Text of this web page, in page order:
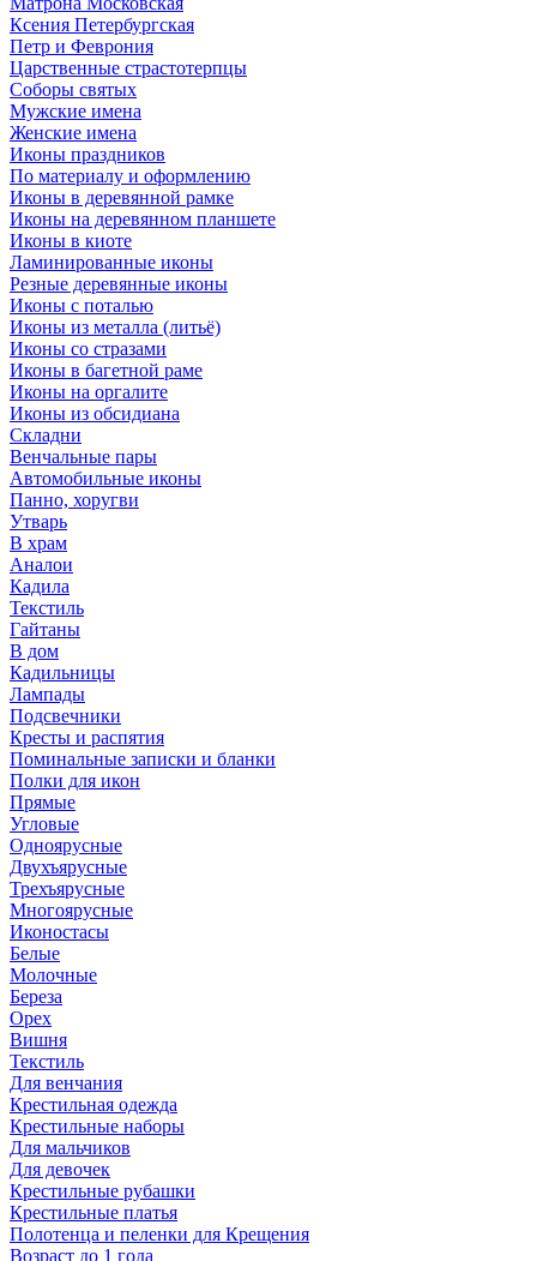
Ксения Петербургская
Петр и Феврония
Царственные страстотерпцы
Соборы святых
Мужские имена
Женские имена
Иконы праздников
По материалу и оформлению
Иконы в деревянной рамке
Иконы на деревянном планшете
Иконы в киоте
Ламинированные иконы
Резные деревянные иконы
Иконы с поталью
Иконы из металла (литьё)
Иконы со стразами
Иконы в багетной раме
Иконы на оргалите
Иконы из обсидиана
Складни
Венчальные пары
Автомобильные иконы
Панно, хоругви
Утварь
В храм
Аналои
Кадила
Текстиль
Гайтаны
В дом
Кадильницы
Лампады
Подсвечники
Кресты и распятия
Поминальные записки и бланки
Полки для икон
Прямые
Угловые
Одноярусные
Двухъярусные
Трехъярусные
Многоярусные
Иконостасы
Белые
Молочные
Береза
Орех
Вишня
Текстиль
Для венчания
Крестильная одежда
Крестильные наборы
Для мальчиков
Для девочек
Крестильные рубашки
Крестильные платья
Полотенца и пеленки для Крещения
Возраст до 1 года